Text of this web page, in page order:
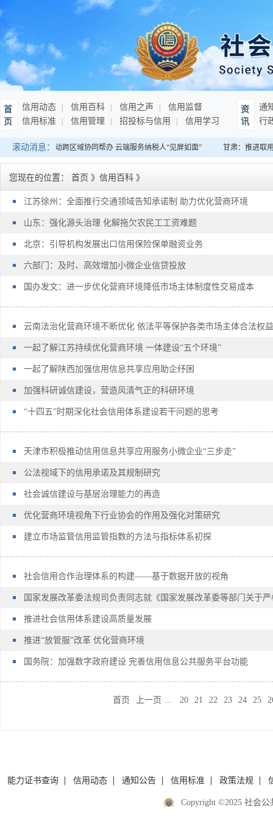
首
页
信用动态 信用百科 信用之声
信用监督
信用标准
信用管理 招投标与信用 信用学习
资
讯
通
行
滚动消息：
：推进征纳互动跨区域协同帮办 云端服务纳税人“见屏如面” 甘肃：推进取
您现在的位置： 首页 》 信用百科 》
江苏徐州：全面推行交通领域告知承诺制 助力优化营商环境
山东：强化源头治理 化解拖欠农民工工资难题
北京：引导机构发展出口信用保险保单融资业务
六部门：及时、高效增加小微企业信贷投放
国办发文：进一步优化营商环境降低市场主体制度性交易成本
云南法治化营商环境不断优化 依法平等保护各类市场主体合法权益
一起了解江苏持续优化营商环境 一体建设“五个环境”
一起了解陕西加强信用信息共享应用助企纾困
加强科研诚信建设，营造风清气正的科研环境
“十四五”时期深化社会信用体系建设若干问题的思考
天津市积极推动信用信息共享应用服务小微企业“三步走”
公法视域下的信用承诺及其规制研究
社会诚信建设与基层治理能力的再造
优化营商环境视角下行业协会的作用及强化对策研究
建立市场监管信用监管指数的方法与指标体系初探
社会信用合作治理体系的构建——基于数据开放的视角
推进社会信用体系建设高质量发展
推进“放管服”改革 优化营商环境
国务院：加强数字政府建设 完善信用信息公共服务平台功能
首页 上一页 20 21 22 23 24 25
能力证书查询 信用动态 通知公告 信用标准 政策法规
Copyright ©2025 社会